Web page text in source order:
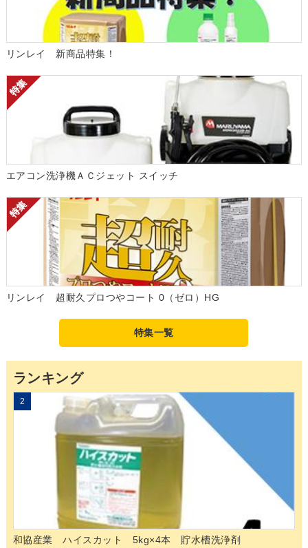
リンレイ 新商品特集！
エアコン洗浄機ＡＣジェット スイッチ
リンレイ 超耐久プロつやコート 0（ゼロ）HG
特集一覧
ランキング
山崎産業 プロテック ワンタッチ 自由箒 32/45 スペア C264-